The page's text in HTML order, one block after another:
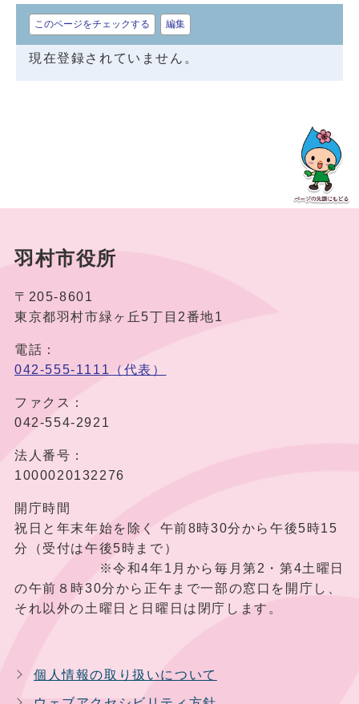
このページをチェックする 編集
現在登録されていません。
羽村市役所
〒205-8601
東京都羽村市緑ヶ丘5丁目2番地1
電話：
042-555-1111（代表）
ファクス：
042-554-2921
法人番号：
1000020132276
開庁時間
祝日と年末年始を除く 午前8時30分から午後5時15
分（受付は午後5時まで）
※令和4年1月から毎月第2・第4土曜日
の午前８時30分から正午まで一部の窓口を開庁し、
それ以外の土曜日と日曜日は閉庁します。
個人情報の取り扱いについて